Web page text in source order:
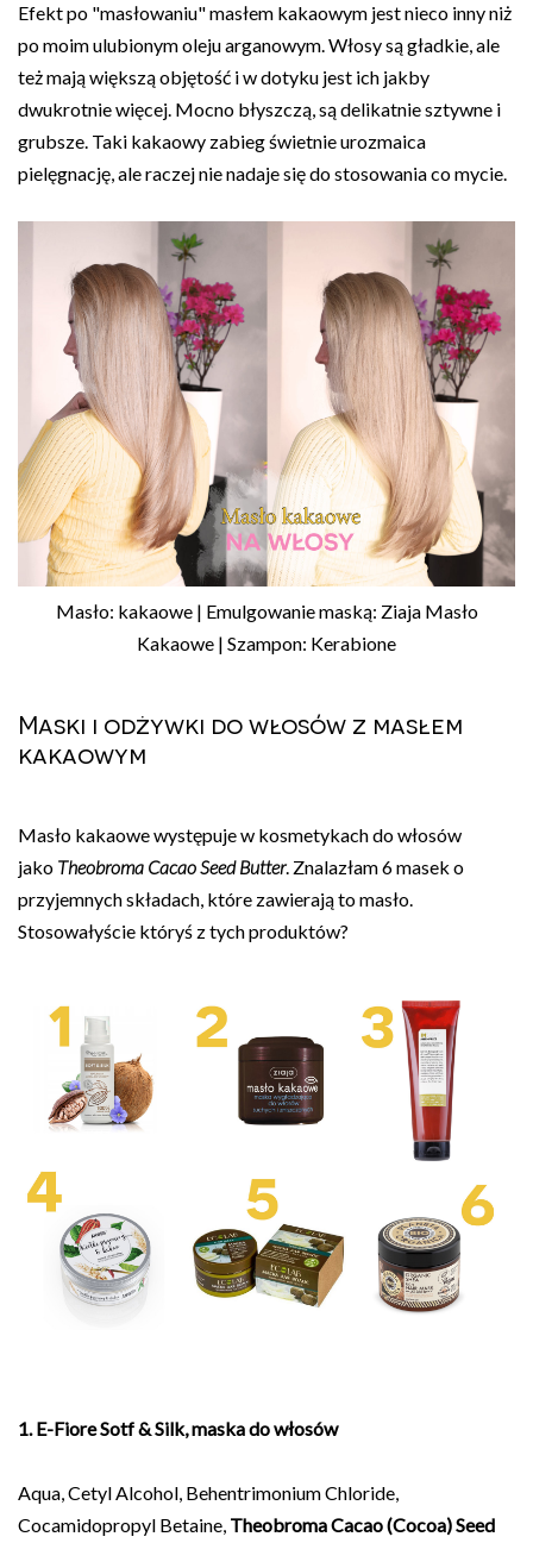
Efekt po "masłowaniu" masłem kakaowym jest nieco inny niż
po moim ulubionym oleju arganowym. Włosy są gładkie, ale
też mają większą objętość i w dotyku jest ich jakby
dwukrotnie więcej. Mocno błyszczą, są delikatnie sztywne i
grubsze. Taki kakaowy zabieg świetnie urozmaica
pielęgnację, ale raczej nie nadaje się do stosowania co mycie.
Masło: kakaowe | Emulgowanie maską: Ziaja Masło
Kakaowe | Szampon: Kerabione
Maski i odżywki do włosów z masłem
kakaowym
Masło kakaowe występuje w kosmetykach do włosów
jako Theobroma Cacao Seed Butter. Znalazłam 6 masek o
przyjemnych składach, które zawierają to masło.
Stosowałyście któryś z tych produktów?
1. E-Fiore Sotf & Silk, maska do włosów
Aqua, Cetyl Alcohol, Behentrimonium Chloride,
Cocamidopropyl Betaine, Theobroma Cacao (Cocoa) Seed